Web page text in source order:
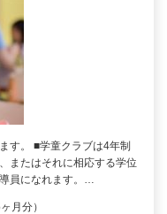
す。 ■学童クラブは4年制
またはそれに相応する学位
導員になれます。…
月分）